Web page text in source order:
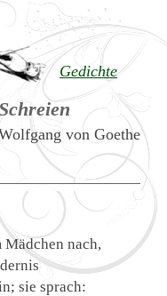
Gedichte
von Goethe
nach,
sie sprach: